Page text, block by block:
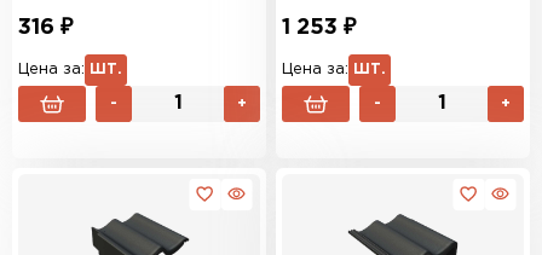
316 ₽
Цена за: ШТ.
- +
1 253 ₽
Цена за: ШТ.
- +